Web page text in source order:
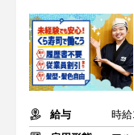
給与
時